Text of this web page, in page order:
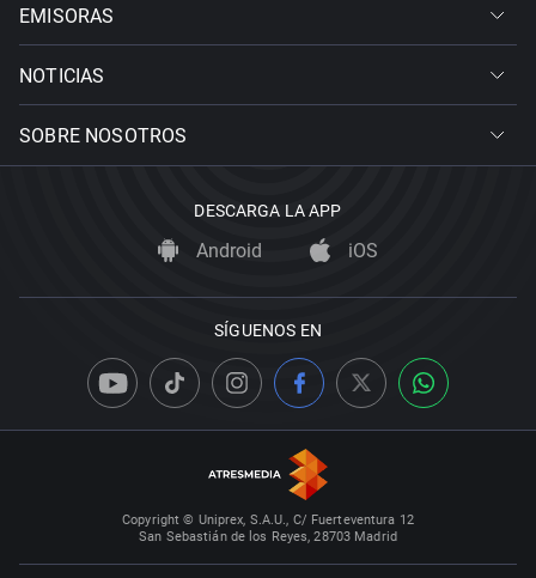
EMISORAS
NOTICIAS
SOBRE NOSOTROS
DESCARGA LA APP
Android iOS
SÍGUENOS EN
Copyright © Uniprex, S.A.U., C/ Fuerteventura 12
San Sebastián de los Reyes, 28703 Madrid